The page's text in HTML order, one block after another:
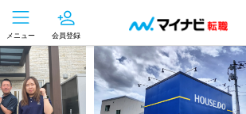
メニュー 会員登録